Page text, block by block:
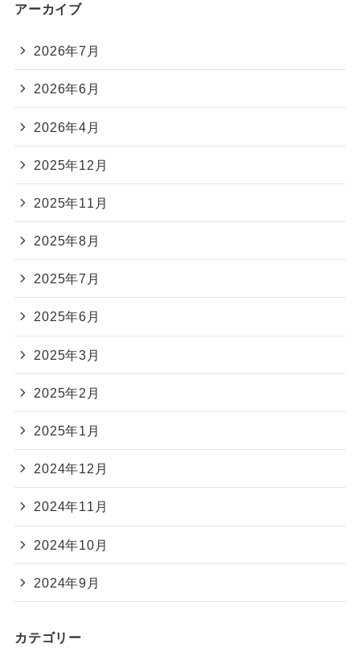
アーカイブ
2026年7月
2026年6月
2026年4月
2025年12月
2025年11月
2025年8月
2025年7月
2025年6月
2025年3月
2025年2月
2025年1月
2024年12月
2024年11月
2024年10月
2024年9月
カテゴリー